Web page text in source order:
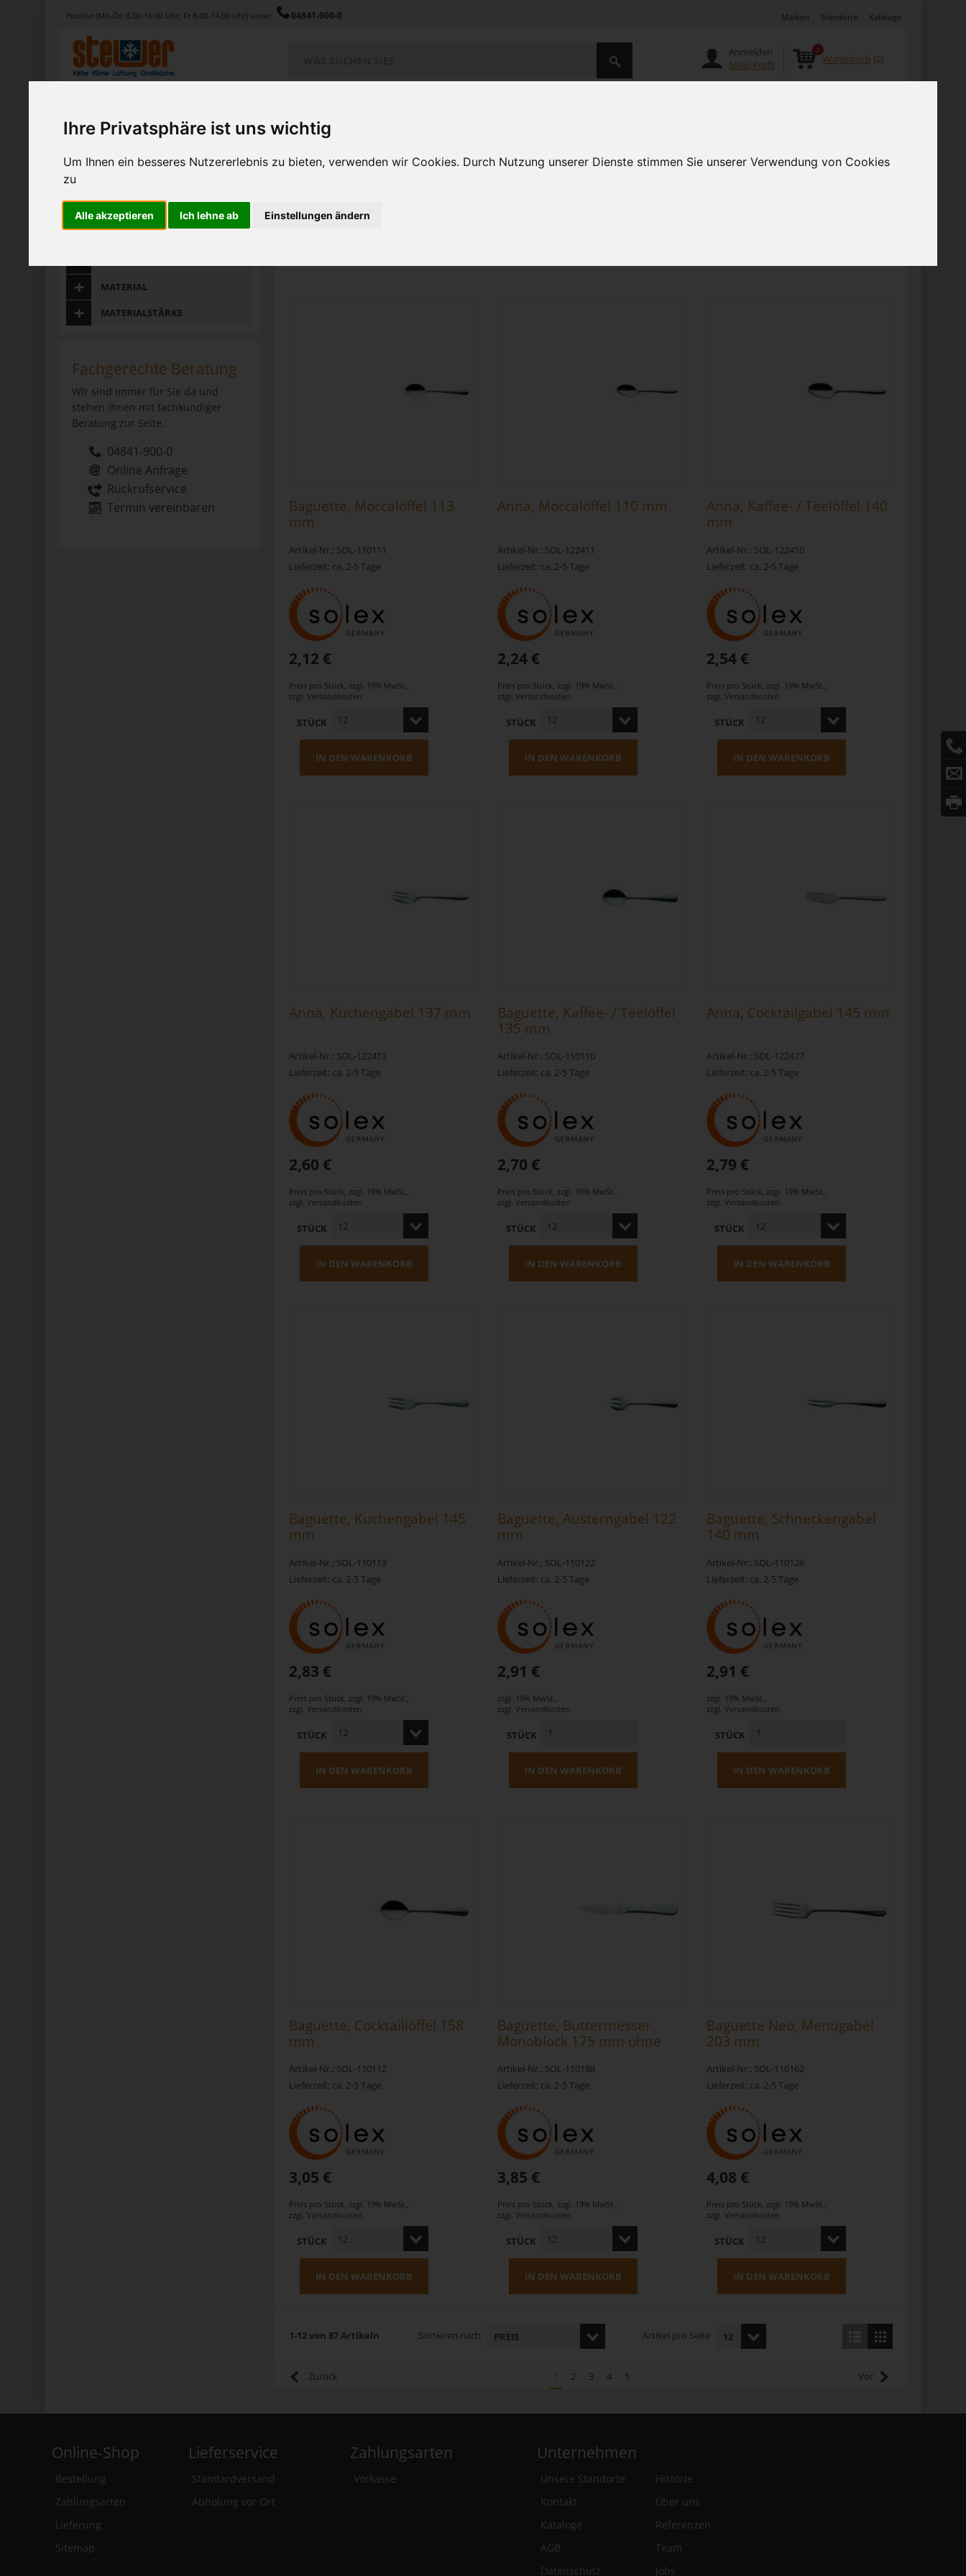
Ihre Privatsphäre ist uns wichtig
Um Ihnen ein besseres Nutzererlebnis zu bieten, verwenden wir Cookies. Durch Nutzung unserer Dienste stimmen Sie unserer Verwendung von Cookies
zu
Alle akzeptieren Ich lehne ab Einstellungen ändern
Hotline (Mo-Do 8.00-16.00 Uhr, Fr 8.00-14.00 Uhr) unter: 04841-900-0 Marken Standorte Kataloge
Anmelden
Mein Profil
Warenkorb (0)
0
PREIS
MATERIAL
MATERIALSTÄRKE
SOLEX FIRSTbei Steuer Online-Shop online
Zurück
Baguette, Moccalöffel 113
mm
Artikel-Nr.: SOL-110111
Lieferzeit: ca. 2-5 Tage
2,12 €
Preis pro Stück zzgl. 19% MwSt.
zzgl. Versandkosten
STÜCK
IN DEN WARENKORB
Anna, Moccalöffel 110 mm
Artikel-Nr.: SOL-122411
Lieferzeit: ca. 2-5 Tage
2,24 €
Preis pro Stück zzgl. 19% MwSt.
zzgl.Versandkosten
STÜCK
IN DEN WARENKORB
Anna, Kaffee- / Teelöffel 140
mm
Artikel-Nr.: SOL-122410
Lieferzeit: ca. 2-5 Tage
2,54 €
Preis pro Stück zzgl. 19% MwSt.
zzgl. Versandkosten
STÜCK
IN DEN WARENKORB
Anna, Kuchengabel 137 mm
Artikel-Nr.: SOL-122413
Lieferzeit: ca. 2-5 Tage
2,60 €
Preis pro Stück, zzgl. 19% MwSt.,
zzgl. Versandkosten
STÜCK
IN DEN WARENKORB
Baguette, Kaffee- / Teelöffel
135 mm
Artikel-Nr.: SOL-110110
Lieferzeit: ca. 2-5 Tage
2,70 €
Preis pro Stück, zzgl. 19% MwSt.,
zzgl.Versandkosten
STÜCK
IN DEN WARENKORB
Anna, Cocktailgabel 145 mm
Artikel-Nr.: SOL-122477
Lieferzeit: ca. 2-5 Tage
2,79 €
Preis pro Stück, zzgl. 19% MwSt.,
zzgl. Versandkosten
STÜCK
IN DEN WARENKORB
Baguette, Kuchengabel 145
mm
Artikel-Nr.: SOL-110113
Lieferzeit: ca. 2-5 Tage
2,83 €
Preis pro Stück zzgl. 19% MwSt.
zzgl. Versandkosten
STÜCK
IN DEN WARENKORB
Baguette, Austerngabel 122
mm
Artikel-Nr.: SOL-110122
Lieferzeit: ca. 2-5 Tage
2,91 €
zzgl. 19% MwSt.
zzgl.Versandkosten
STÜCK
IN DEN WARENKORB
Baguette, Schneckengabel
140 mm
Artikel-Nr.: SOL-110126
Lieferzeit: ca. 2-5 Tage
2,91 €
zzgl. 19% MwSt.
zzgl. Versandkosten
STÜCK
IN DEN WARENKORB
Baguette, Cocktaillöffel 158
mm
Artikel-Nr.: SOL-110112
Lieferzeit: ca. 2-5 Tage
3,05 €
Preis pro Stück, zzgl. 19% MwSt.,
zzgl. Versandkosten
STÜCK
IN DEN WARENKORB
Baguette, Buttermesser
Monoblock 175 mm ohne
Artikel-Nr.: SOL-110188
Lieferzeit: ca. 2-5 Tage
3,85 €
Preis pro Stück, zzgl. 19% MwSt.,
zzgl.Versandkosten
STÜCK
IN DEN WARENKORB
Baguette Neo, Menügabel
203 mm
Artikel-Nr.: SOL-110162
Lieferzeit: ca. 2-5 Tage
4,08 €
Preis pro Stück, zzgl. 19% MwSt.,
zzgl. Versandkosten
STÜCK
IN DEN WARENKORB
1-12 von 87 Artikeln Sortieren nach Artikel pro Seite
Zurück 1 2 3 4 5 Vor
Fachgerechte Beratung
Wir sind immer für Sie da und
stehen Ihnen mit fachkundiger
Beratung zur Seite.
04841-900-0
Online Anfrage
Rückrufservice
Termin vereinbaren
Online-Shop
Bestellung
Zahlungsarten
Lieferung
Sitemap
Lieferservice
Standardversand
Abholung vor Ort
Zahlungsarten
Vorkasse
Unternehmen
Unsere Standorte
Historie
Kontakt
Über uns
Kataloge
Referenzen
AGB
Team
Datenschutz
Jobs